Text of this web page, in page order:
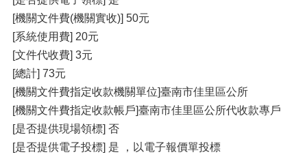
[機關文件費(機關實收)] 50元
[系統使用費] 20元
[文件代收費] 3元
[總計] 73元
[機關文件費指定收款機關單位]臺南市佳里區公所
[機關文件費指定收款帳戶]臺南市佳里區公所代收款專戶
[是否提供現場領標] 否
[是否提供電子投標] 是 ，以電子報價單投標